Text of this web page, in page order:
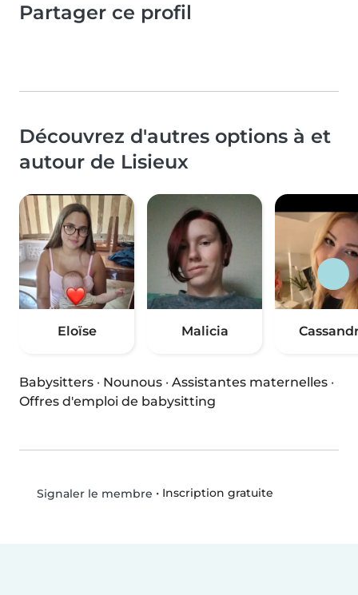
Partager ce profil
Découvrez d'autres options à et
autour de Lisieux
Eloïse Malicia
Babysitters · Nounous · Assistantes maternelles ·
Offres d'emploi de babysitting
Signaler le membre • Inscription gratuite